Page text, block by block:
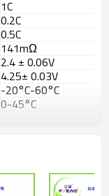
1C
0.2C
0.5C
141mΩ
2.4 ± 0.06V
4.25± 0.03V
-20°C-60°C
0-45°C
56*38*134mm